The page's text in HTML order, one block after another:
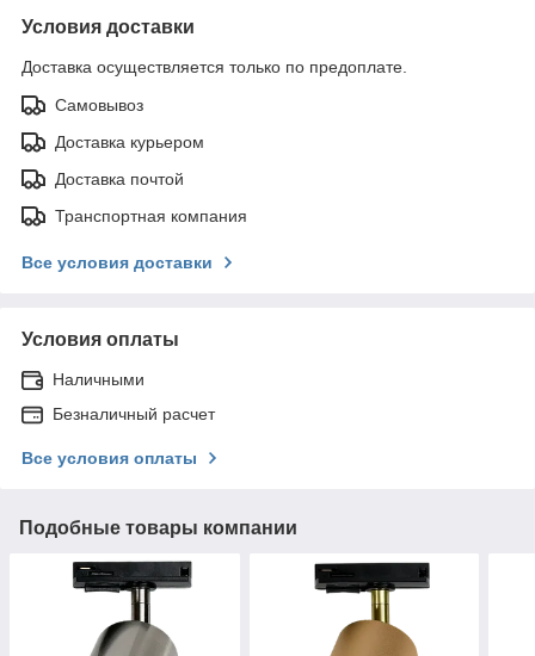
Условия доставки
Доставка осуществляется только по предоплате.
Самовывоз
Доставка курьером
Доставка почтой
Транспортная компания
Все условия доставки
Условия оплаты
Наличными
Безналичный расчет
Все условия оплаты
Подобные товары компании